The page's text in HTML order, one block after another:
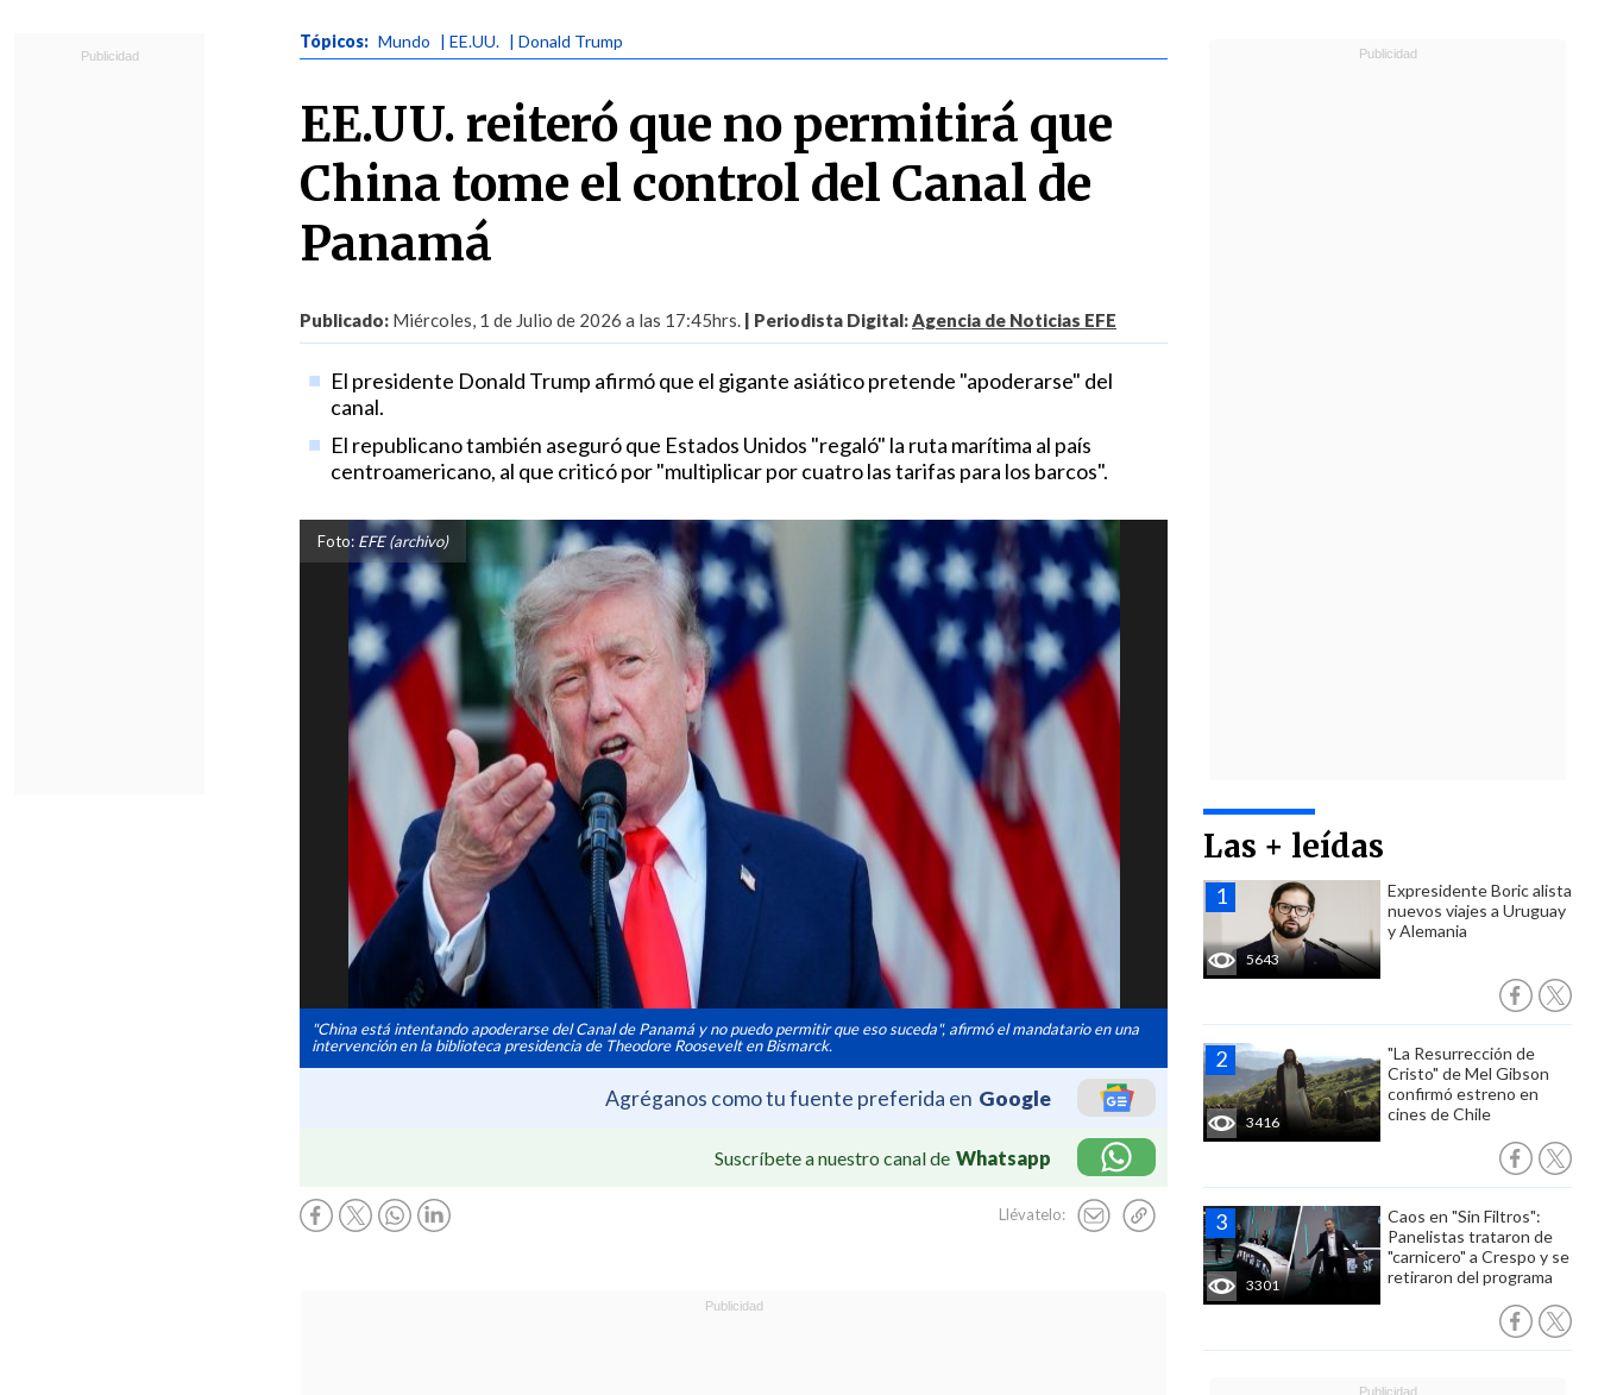
Tópicos: Mundo | EE.UU. | Donald Trump
EE.UU. reiteró que no permitirá que
China tome el control del Canal de
Panamá
Publicado: Miércoles, 1 de Julio de 2026 a las 17:45hrs. | Periodista Digital:Agencia de Noticias EFE
El presidente Donald Trump afirmó que el gigante asiático pretende "apoderarse" del
canal.
El republicano también aseguró que Estados Unidos "regaló" la ruta marítima al país
centroamericano, al que criticó por "multiplicar por cuatro las tarifas para los barcos".
Foto: EFE (archivo)
"China está intentando apoderarse del Canal de Panamá y no puedo permitir que eso suceda", afirmó el mandatario en una
intervención en la biblioteca presidencia de Theodore Roosevelt en Bismarck.
Agréganos como tu fuente preferida en Google
Suscríbete a nuestro canal de Whatsapp
Llévatelo:
Las + leídas
5643
Expresidente Boric alista
nuevos viajes a Uruguay
y Alemania
3416
"La Resurrección de
Cristo" de Mel Gibson
confirmó estreno en
cines de Chile
3301
Caos en "Sin Filtros":
Panelistas trataron de
"carnicero" a Crespo y se
retiraron del programa